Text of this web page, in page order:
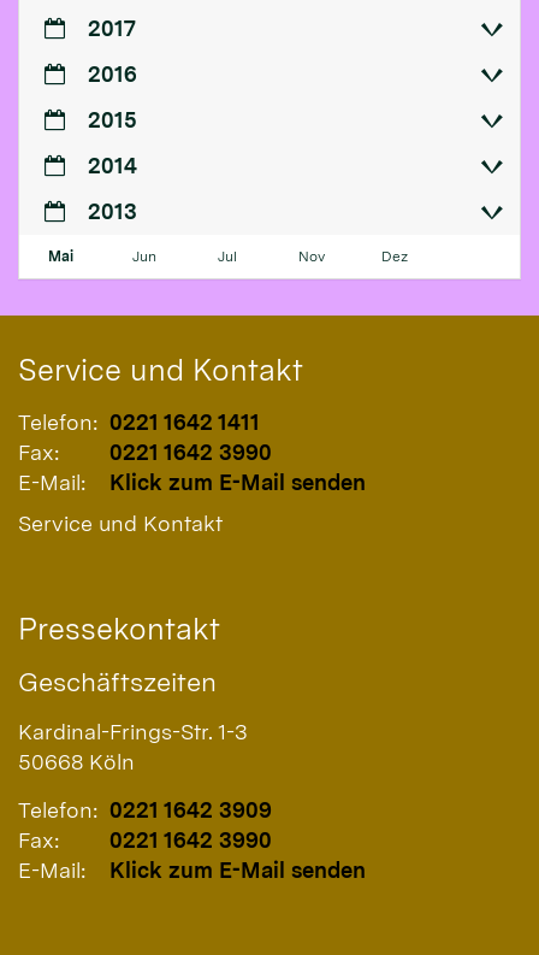
2017
2016
2015
2014
2013
Mai Jun Jul Nov Dez
Service und Kontakt
Telefon: 0221 1642 1411
Fax:
0221 1642 3990
E-Mail:
Klick zum E-Mail senden
Service und Kontakt
Pressekontakt
Geschäftszeiten
Kardinal-Frings-Str. 1-3
50668 Köln
Telefon: 0221 1642 3909
Fax:
0221 1642 3990
E-Mail:
Klick zum E-Mail senden